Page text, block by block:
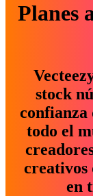
Planes
stock
confianza
todo el
creativos
en